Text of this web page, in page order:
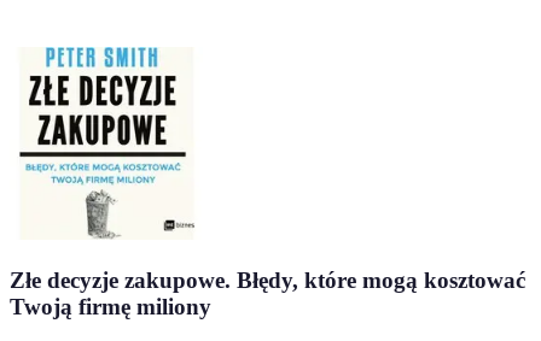
Złe decyzje zakupowe. Błędy, które mogą kosztować
Twoją firmę miliony